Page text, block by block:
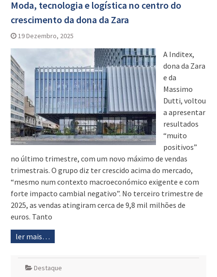
Moda, tecnologia e logística no centro do
crescimento da dona da Zara
19 Dezembro, 2025
A Inditex,
dona da Zara
e da
Massimo
Dutti, voltou
a apresentar
resultados
“muito
positivos”
no último trimestre, com um novo máximo de vendas
trimestrais. O grupo diz ter crescido acima do mercado,
“mesmo num contexto macroeconómico exigente e com
forte impacto cambial negativo”. No terceiro trimestre de
2025, as vendas atingiram cerca de 9,8 mil milhões de
euros. Tanto
ler mais…
Destaque